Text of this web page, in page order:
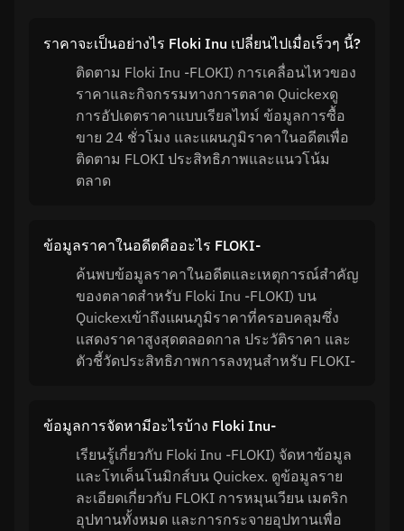
ราคาจะเป็นอย่างไร Floki Inu เปลี่ยนไปเมื่อเร็วๆ นี้?
ติดตาม Floki Inu -FLOKI) การเคลื่อนไหวของ
ราคาและกิจกรรมทางการตลาด Quickexดู
การอัปเดตราคาแบบเรียลไทม์ ข้อมูลการซื้อ
ขาย 24 ชั่วโมง และแผนภูมิราคาในอดีตเพื่อ
ติดตาม FLOKI ประสิทธิภาพและแนวโน้ม
ตลาด
ข้อมูลราคาในอดีตคืออะไร FLOKI-
ค้นพบข้อมูลราคาในอดีตและเหตุการณ์สำคัญ
ของตลาดสำหรับ Floki Inu -FLOKI) บน
Quickexเข้าถึงแผนภูมิราคาที่ครอบคลุมซึ่ง
แสดงราคาสูงสุดตลอดกาล ประวัติราคา และ
ตัวชี้วัดประสิทธิภาพการลงทุนสำหรับ FLOKI-
ข้อมูลการจัดหามีอะไรบ้าง Floki Inu-
เรียนรู้เกี่ยวกับ Floki Inu -FLOKI) จัดหาข้อมูล
และโทเค็นโนมิกส์บน Quickex. ดูข้อมูลราย
ละเอียดเกี่ยวกับ FLOKI การหมุนเวียน เมตริก
อุปทานทั้งหมด และการกระจายอุปทานเพื่อ